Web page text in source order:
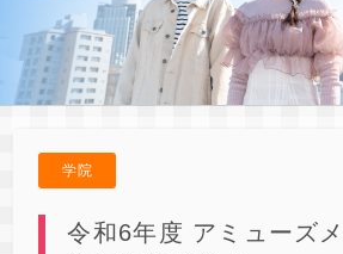
学院
令和6年度 アミューズ